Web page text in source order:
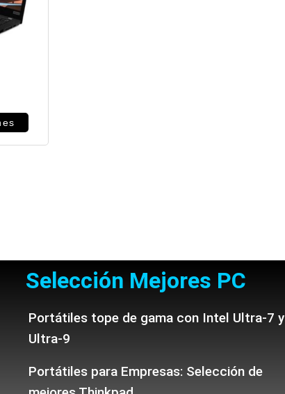
Selección Mejores PC
Portátiles tope de gama con Intel Ultra-7 y
Ultra-9
Portátiles para Empresas: Selección de